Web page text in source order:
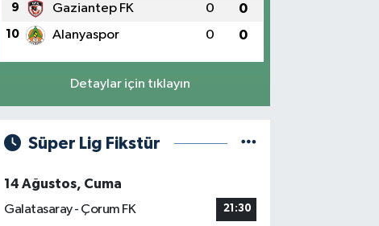
9 Gaziantep FK 0 0
10 Alanyaspor 0 0
Detaylar için tıklayın
Süper Lig Fikstür
14 Ağustos, Cuma
Galatasaray - Çorum FK
21:30